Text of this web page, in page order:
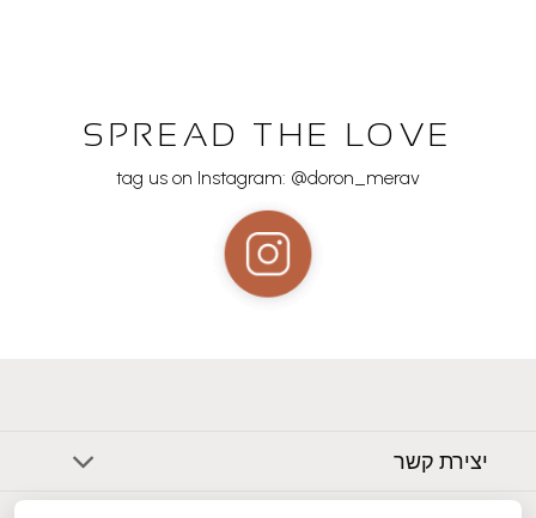
SPREAD THE LOVE
tag us on Instagram: @doron_merav
יצירת קשר